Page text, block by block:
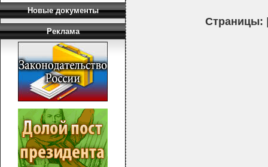
Новые документы
Реклама
Страницы: